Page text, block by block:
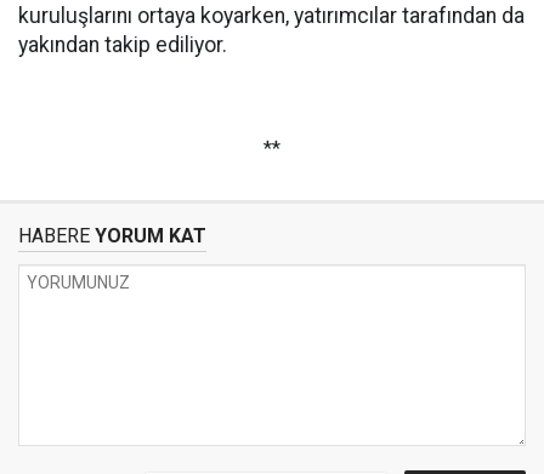
kuruluşlarını ortaya koyarken, yatırımcılar tarafından da
yakından takip ediliyor.
**
HABERE YORUM KAT